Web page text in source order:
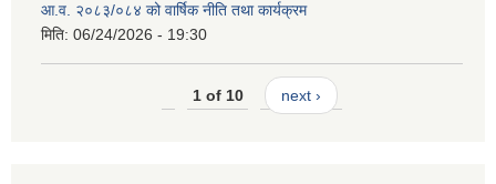
आ.व. २०८३/०८४ को वार्षिक नीति तथा कार्यक्रम
मिति: 06/24/2026 - 19:30
1 of 10 next ›